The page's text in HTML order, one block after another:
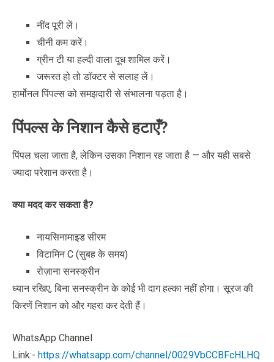
नींद पूरी लें।
चीनी कम करें।
ग्रीन टी या हल्दी वाला दूध शामिल करें।
जरूरत हो तो डॉक्टर से सलाह लें।
हार्मोनल पिंपल्स को समझदारी से संभालना पड़ता है।
पिंपल्स के निशान कैसे हटाएँ?
पिंपल चला जाता है, लेकिन उसका निशान रह जाता है — और यही सबसे
ज्यादा परेशान करता है।
क्या मदद कर सकता है?
नायसिनामाइड सीरम
विटामिन C (सुबह के समय)
रोज़ाना सनस्क्रीन
ध्यान रखिए, बिना सनस्क्रीन के कोई भी दाग हल्का नहीं होगा। सूरज की
किरणें निशान को और गहरा कर देती हैं।
WhatsApp Channel
Link:- https://whatsapp.com/channel/0029VbCCBFcHLHQ